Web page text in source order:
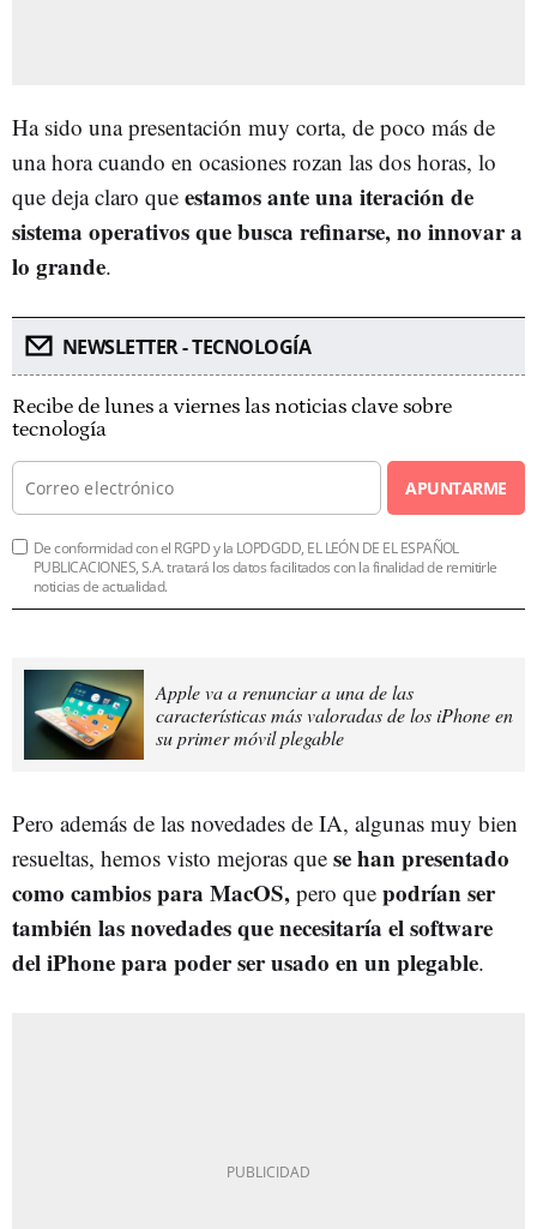
Ha sido una presentación muy corta, de poco más de
una hora cuando en ocasiones rozan las dos horas, lo
que deja claro que estamos ante una iteración de
sistema operativos que busca refinarse, no innovar a
lo grande.
NEWSLETTER - TECNOLOGÍA
Recibe de lunes a viernes las noticias clave sobre
tecnología
APUNTARME
De conformidad con el RGPD y la LOPDGDD, EL LEÓN DE EL ESPAÑOL
PUBLICACIONES, S.A. tratará los datos facilitados con la finalidad de remitirle
noticias de actualidad.
Apple va a renunciar a una de las
características más valoradas de los iPhone en
su primer móvil plegable
Pero además de las novedades de IA, algunas muy bien
resueltas, hemos visto mejoras que se han presentado
como cambios para MacOS, pero que podrían ser
también las novedades que necesitaría el software
del iPhone para poder ser usado en un plegable.